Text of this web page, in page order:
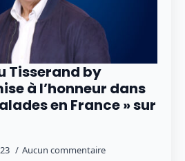
Tisserand by
à l’honneur dans
en France » sur
Aucun commentaire